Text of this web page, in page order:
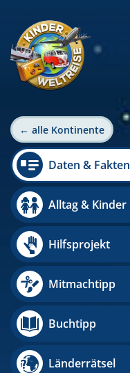
← alle Kontinente
Daten & Fakten
Alltag & Kinder
Hilfsprojekt
Mitmachtipp
Buchtipp
Länderrätsel